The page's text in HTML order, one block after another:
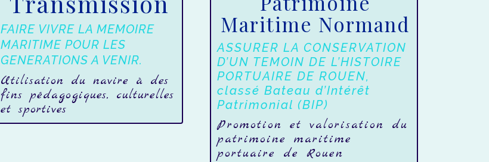
FAIRE VIVRE LA MEMOIRE
MARITIME POUR LES
GENERATIONS A VENIR.
Utilisation du navire à des
fins pédagogiques, culturelles
et sportives
Maritime Normand
ASSURER LA CONSERVATION
D’UN TEMOIN DE L’HISTOIRE
PORTUAIRE DE ROUEN,
classé Bateau d’Intérêt
Patrimonial (BIP)
Promotion et valorisation du
patrimoine maritime
portuaire de Rouen